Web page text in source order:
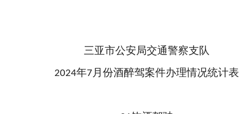
三亚市公安局交通警察支队
2024年7月份酒醉驾案件办理情况统计表